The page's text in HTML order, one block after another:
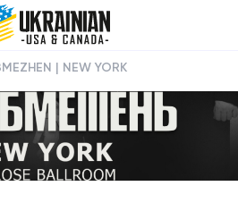
| NEW YORK